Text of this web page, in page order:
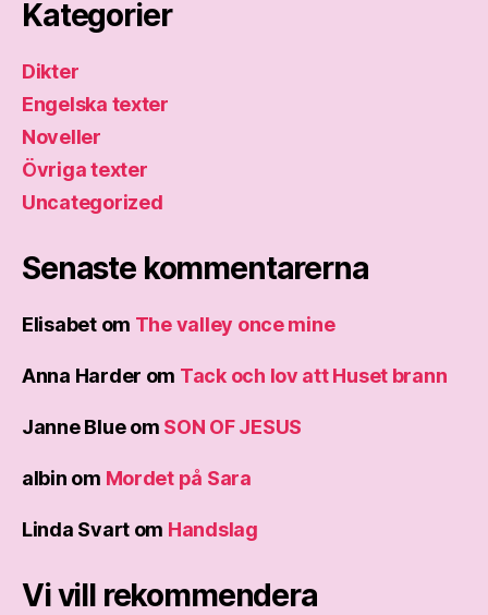
Kategorier
Dikter
Engelska texter
Noveller
Övriga texter
Uncategorized
Senaste kommentarerna
Elisabetom The valley once mine
Anna Harder om Tack och lov att Huset brann
Janne Blueom SON OF JESUS
albin om Mordet på Sara
Linda Svart om Handslag
Vi vill rekommendera